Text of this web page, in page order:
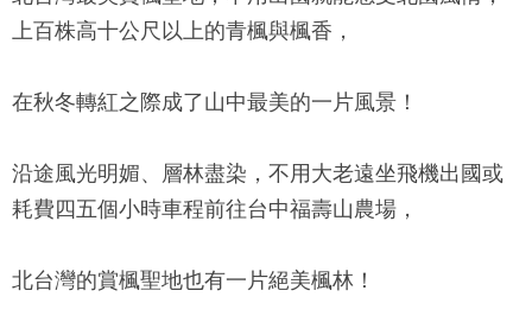
上百株高十公尺以上的青楓與楓香，
在秋冬轉紅之際成了山中最美的一片風景！
沿途風光明媚、層林盡染，不用大老遠坐飛機出國或
耗費四五個小時車程前往台中福壽山農場，
北台灣的賞楓聖地也有一片絕美楓林！